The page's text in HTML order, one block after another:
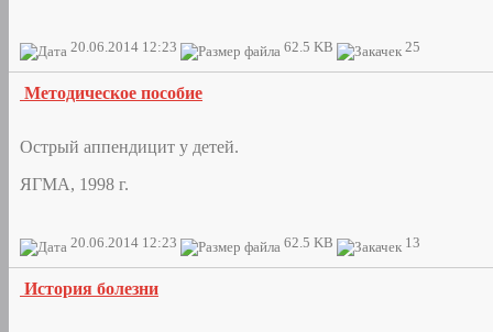
20.06.2014 12:23 62.5 KB 25
Методическое пособие
Острый аппендицит у детей.
ЯГМА, 1998 г.
20.06.2014 12:23 62.5 KB 13
История болезни